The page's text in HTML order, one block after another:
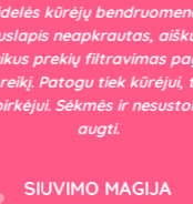
kūrėjų
neapkrautas,
prekių filtravimas
Patogu tiek kūrėjui,
Sėkmės ir
augti.
SIUVIMO MAGIJA